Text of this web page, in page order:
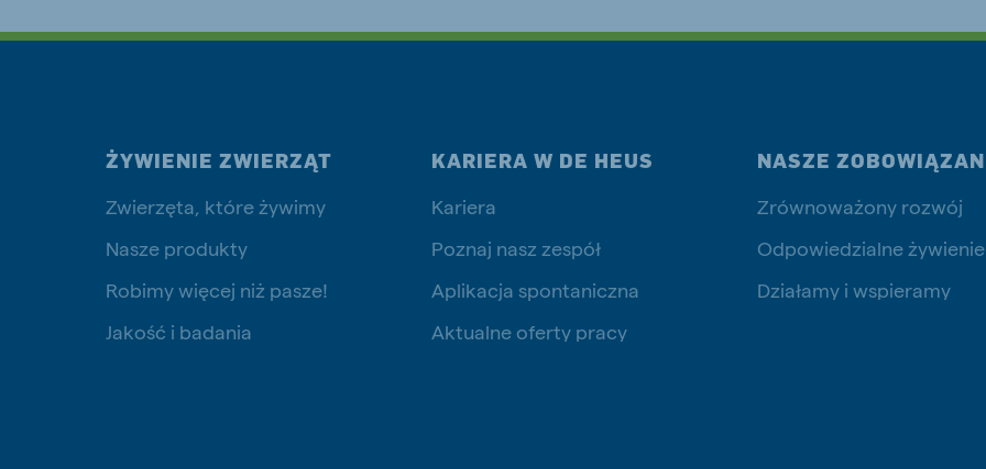
ŻYWIENIE ZWIERZĄT
Zwierzęta, które żywimy
Nasze produkty
Robimy więcej niż pasze!
Jakość i badania
KARIERA W DE HEUS
Kariera
Poznaj nasz zespół
Aplikacja spontaniczna
Aktualne oferty pracy
NASZE
Zrównoważony rozwój
Odpowiedzialne żywienie
Działamy i wspieramy